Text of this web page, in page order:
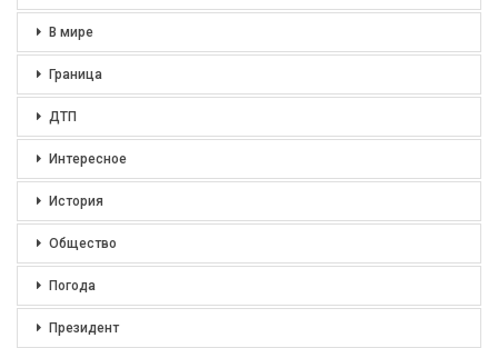
В мире
Граница
ДТП
Интересное
История
Общество
Погода
Президент